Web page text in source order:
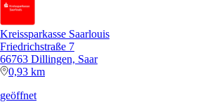
Kreissparkasse Saarlouis
Friedrichstraße 7
66763 Dillingen, Saar
0,93 km
geöffnet